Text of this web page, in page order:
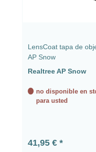
LensCoat tapa de
AP Snow
Realtree AP Snow
no disponible en
para usted
Precio normal:
41,95 €